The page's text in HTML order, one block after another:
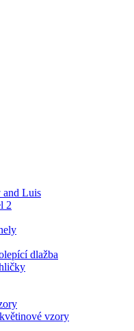
and Luis
2
dlažba
vzory